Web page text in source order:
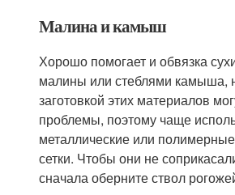
Малина и камыш
Хорошо помогает и обвязка
малины или стеблями камыша,
заготовкой этих материалов
проблемы, поэтому чаще
металлические или
сетки. Чтобы они не
сначала оберните ствол